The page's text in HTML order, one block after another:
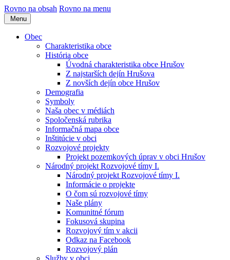
Rovno na obsah Rovno na menu
Menu
Obec
Charakteristika obce
História obce
Úvodná charakteristika obce Hrušov
Z najstarších dejín Hrušova
Z novších dejín obce Hrušov
Demografia
Symboly
Naša obec v médiách
Spoločenská rubrika
Informačná mapa obce
Inštitúcie v obci
Rozvojové projekty
Projekt pozemkových úprav v obci Hrušov
Národný projekt Rozvojové tímy I.
Národný projekt Rozvojové tímy I.
Informácie o projekte
O čom sú rozvojové tímy
Naše plány
Komunitné fórum
Fokusová skupina
Rozvojový tím v akcii
Odkaz na Facebook
Rozvojový plán
Služby v obci